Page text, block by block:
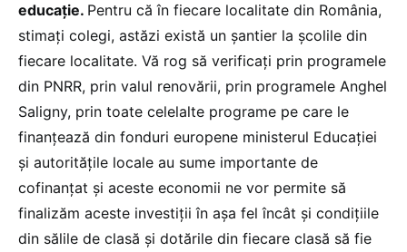
educație. Pentru că în fiecare localitate din România,
stimați colegi, astăzi există un șantier la școlile din
fiecare localitate. Vă rog să verificați prin programele
din PNRR, prin valul renovării, prin programele Anghel
Saligny, prin toate celelalte programe pe care le
finanțează din fonduri europene ministerul Educației
și autoritățile locale au sume importante de
cofinanțat și aceste economii ne vor permite să
finalizăm aceste investiții în așa fel încât și condițiile
din sălile de clasă și dotările din fiecare clasă să fie